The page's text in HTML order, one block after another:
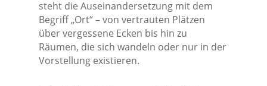
steht die Auseinandersetzung mit dem
Begriff „Ort“ – von vertrauten Plätzen
über vergessene Ecken bis hin zu
Räumen, die sich wandeln oder nur in der
Vorstellung existieren.